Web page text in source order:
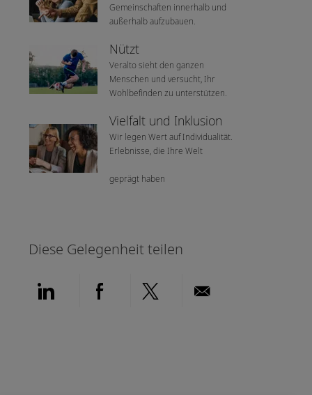
Gemeinschaften innerhalb und
außerhalb aufzubauen.
Nützt
Veralto sieht den ganzen
Menschen und versucht, Ihr
Wohlbefinden zu unterstützen.
Vielfalt und Inklusion
Wir legen Wert auf Individualität.
Erlebnisse, die Ihre Welt
geprägt haben
Diese Gelegenheit teilen
Über LinkedIn teilen
Über Facebook teilen
Über Twitter teilen